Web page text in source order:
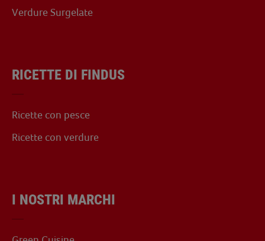
Verdure Surgelate
RICETTE DI FINDUS
Ricette con pesce
Ricette con verdure
I NOSTRI MARCHI